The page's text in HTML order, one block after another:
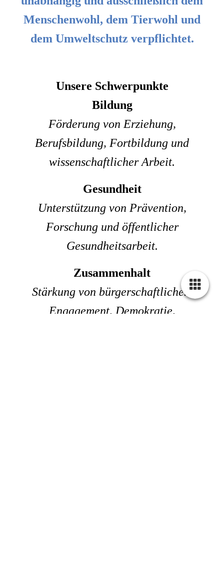
Menschenwohl, dem Tierwohl und
dem Umweltschutz verpflichtet.
Unsere Schwerpunkte
Bildung
Förderung von Erziehung,
Berufsbildung, Fortbildung und
wissenschaftlicher Arbeit.
Gesundheit
Unterstützung von Prävention,
Forschung und öffentlicher
Gesundheitsarbeit.
Zusammenhalt
Stärkung von bürgerschaftlichem
Engagement, Demokratie,